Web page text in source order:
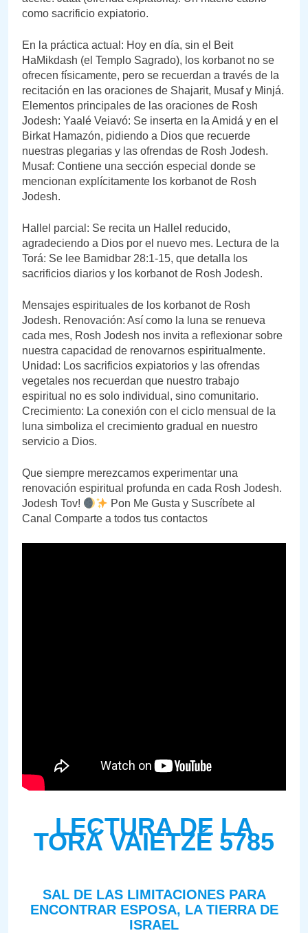
como sacrificio expiatorio.
En la práctica actual: Hoy en día, sin el Beit
HaMikdash (el Templo Sagrado), los korbanot no se
ofrecen físicamente, pero se recuerdan a través de la
recitación en las oraciones de Shajarit, Musaf y Minjá.
Elementos principales de las oraciones de Rosh
Jodesh: Yaalé Veiavó: Se inserta en la Amidá y en el
Birkat Hamazón, pidiendo a Dios que recuerde
nuestras plegarias y las ofrendas de Rosh Jodesh.
Musaf: Contiene una sección especial donde se
mencionan explícitamente los korbanot de Rosh
Jodesh.
Hallel parcial: Se recita un Hallel reducido,
agradeciendo a Dios por el nuevo mes. Lectura de la
Torá: Se lee Bamidbar 28:1-15, que detalla los
sacrificios diarios y los korbanot de Rosh Jodesh.
Mensajes espirituales de los korbanot de Rosh
Jodesh. Renovación: Así como la luna se renueva
cada mes, Rosh Jodesh nos invita a reflexionar sobre
nuestra capacidad de renovarnos espiritualmente.
Unidad: Los sacrificios expiatorios y las ofrendas
vegetales nos recuerdan que nuestro trabajo
espiritual no es solo individual, sino comunitario.
Crecimiento: La conexión con el ciclo mensual de la
luna simboliza el crecimiento gradual en nuestro
servicio a Dios.
Que siempre merezcamos experimentar una
renovación espiritual profunda en cada Rosh Jodesh.
Jodesh Tov!
Pon Me Gusta y Suscríbete al
Canal Comparte a todos tus contactos
LECTURA DE LA
TORÁ VAIETZÉ 5785
SAL DE LAS LIMITACIONES PARA
ENCONTRAR ESPOSA, LA TIERRA DE
ISRAEL